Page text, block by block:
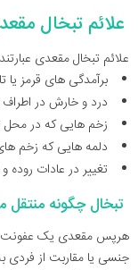
علائم تبخال
علائم تبخال مقعدی
برآمدگی های قرمز یا
درد و خارش در اطراف
زخم هایی که در محل
دلمه هایی که زخم
تغییر در عادات روده
تبخال چگونه
جنسی یا مقاربت از فردی